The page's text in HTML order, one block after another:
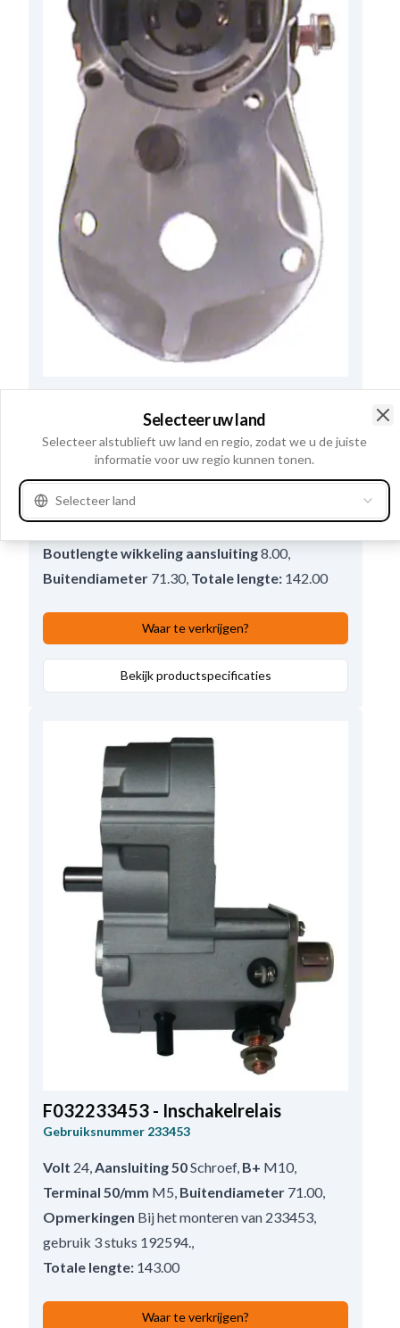
F032137566 - Magneetbehuizing
Gebruiksnummer137566
Aansluiting 50 Vlakstekker
Lengte B+ bout15.50,
Bout wikkeling aansluiting diamter
B+M10,Terminal 50/mm6.30-15.10,
Boutlengte wikkeling aansluiting8.00,
Buitendiameter 71.30, Totale lengte: 142.00
Waar te verkrijgen?
Bekijk productspecificaties
F032233453 - Inschakelrelais
Gebruiksnummer 233453
Volt 24,Aansluiting 50Schroef, B+ M10,
Terminal 50/mm M5, Buitendiameter 71.00,
Opmerkingen Bij het monteren van 233453,
gebruik 3 stuks 192594.,
Totale lengte: 143.00
Waar te verkrijgen?
Selecteer uw land
Selecteer alstublieft uw land en regio, zodat we u de juiste
informatie voor uw regio kunnen tonen.
Selecteer land